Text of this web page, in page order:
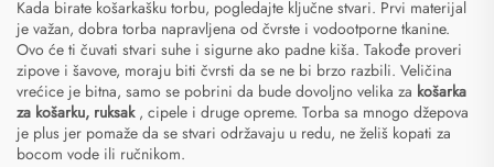
Kada birate košarkašku torbu, pogledajte ključne stvari. Prvi materijal
je važan, dobra torba napravljena od čvrste i vodootporne tkanine.
Ovo će ti čuvati stvari suhe i sigurne ako padne kiša. Takođe proveri
zipove i šavove, moraju biti čvrsti da se ne bi brzo razbili. Veličina
vrećice je bitna, samo se pobrini da bude dovoljno velika za košarka
za košarku, ruksak , cipele i druge opreme. Torba sa mnogo džepova
je plus jer pomaže da se stvari održavaju u redu, ne želiš kopati za
bocom vode ili ručnikom.